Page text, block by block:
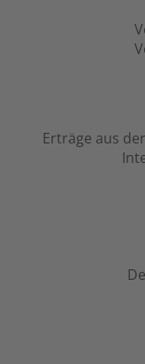
Erträge aus